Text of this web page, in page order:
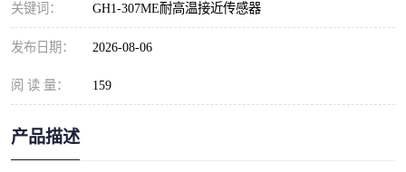
关键词： GH1-307ME耐高温接近传感器
发布日期： 2026-08-06
阅 读 量： 159
产品描述